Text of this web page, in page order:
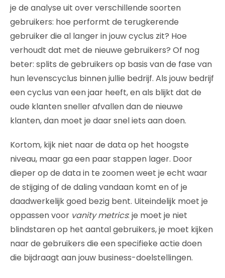
je de analyse uit over verschillende soorten
gebruikers: hoe performt de terugkerende
gebruiker die al langer in jouw cyclus zit? Hoe
verhoudt dat met de nieuwe gebruikers? Of nog
beter: splits de gebruikers op basis van de fase van
hun levenscyclus binnen jullie bedrijf. Als jouw bedrijf
een cyclus van een jaar heeft, en als blijkt dat de
oude klanten sneller afvallen dan de nieuwe
klanten, dan moet je daar snel iets aan doen.
Kortom, kijk niet naar de data op het hoogste
niveau, maar ga een paar stappen lager. Door
dieper op de data in te zoomen weet je echt waar
de stijging of de daling vandaan komt en of je
daadwerkelijk goed bezig bent. Uiteindelijk moet je
oppassen voor vanity metrics: je moet je niet
blindstaren op het aantal gebruikers, je moet kijken
naar de gebruikers die een specifieke actie doen
die bijdraagt aan jouw business-doelstellingen.